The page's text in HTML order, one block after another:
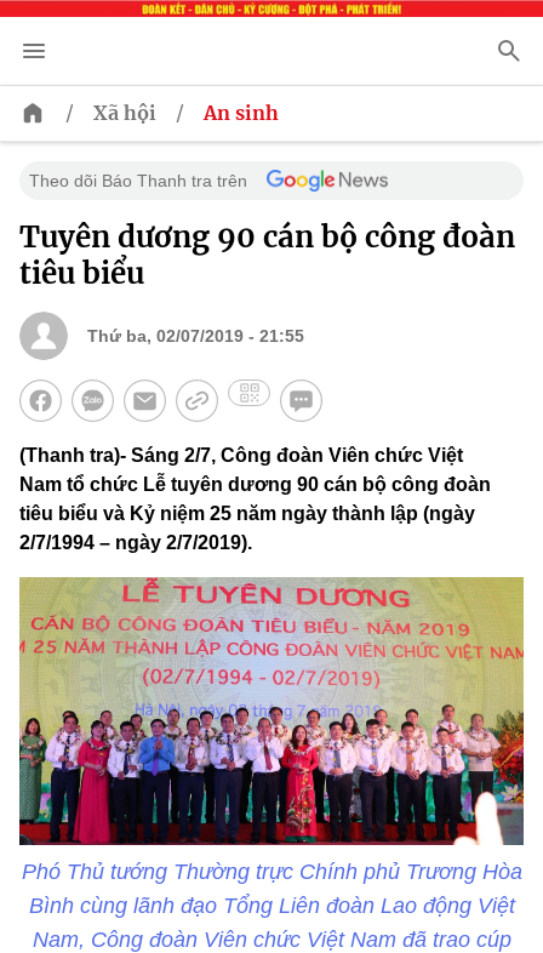
/ Xã hội / An sinh
Theo dõi Báo Thanh tra trên
Tuyên dương 90 cán bộ công đoàn
tiêu biểu
Thứ ba, 02/07/2019 - 21:55
(Thanh tra)- Sáng 2/7, Công đoàn Viên chức Việt
Nam tổ chức Lễ tuyên dương 90 cán bộ công đoàn
tiêu biểu và Kỷ niệm 25 năm ngày thành lập (ngày
2/7/1994 – ngày 2/7/2019).
Phó Thủ tướng Thường trực Chính phủ Trương Hòa
Bình cùng lãnh đạo Tổng Liên đoàn Lao động Việt
Nam, Công đoàn Viên chức Việt Nam đã trao cúp